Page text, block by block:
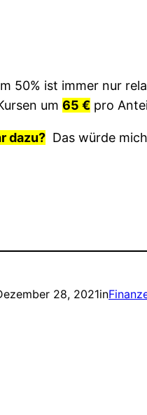
50% ist immer nur
um 65 € pro
dazu? Das würde
28, 2021in